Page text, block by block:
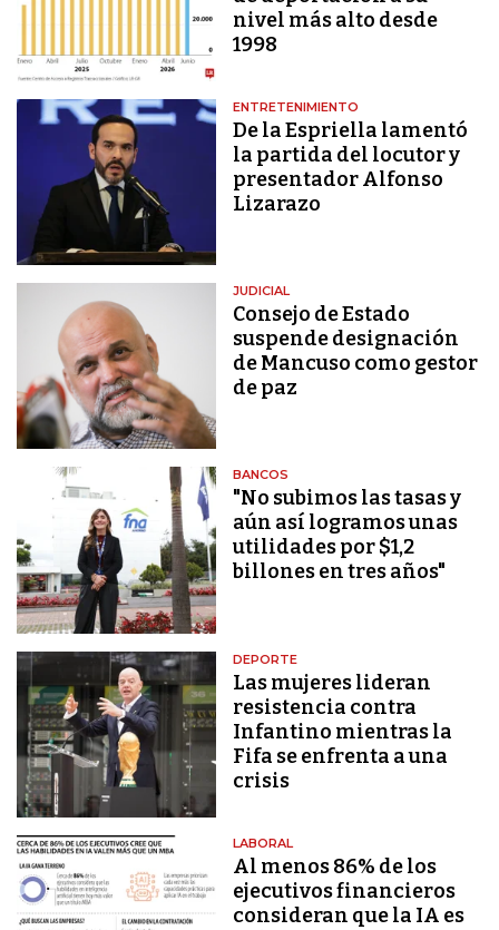
nivel más alto desde
1998
ENTRETENIMIENTO
De la Espriella lamentó
la partida del locutor y
presentador Alfonso
Lizarazo
JUDICIAL
Consejo de Estado
suspende designación
de Mancuso como gestor
de paz
BANCOS
"No subimos las tasas y
aún así logramos unas
utilidades por $1,2
billones en tres años"
DEPORTE
Las mujeres lideran
resistencia contra
Infantino mientras la
Fifa se enfrenta a una
crisis
LABORAL
Al menos 86% de los
ejecutivos financieros
consideran que la IA es